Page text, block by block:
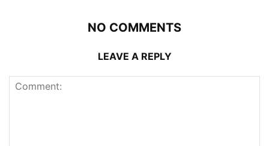
NO COMMENTS
LEAVE A REPLY